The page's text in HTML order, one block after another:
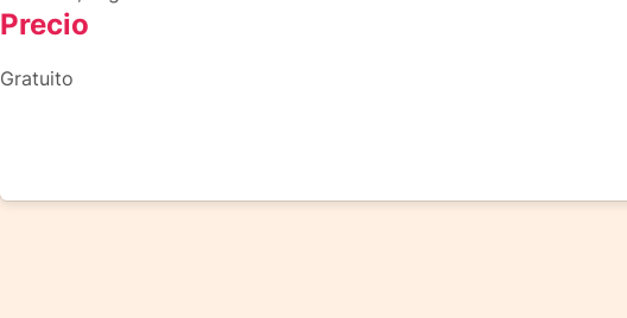
Precio
Gratuito